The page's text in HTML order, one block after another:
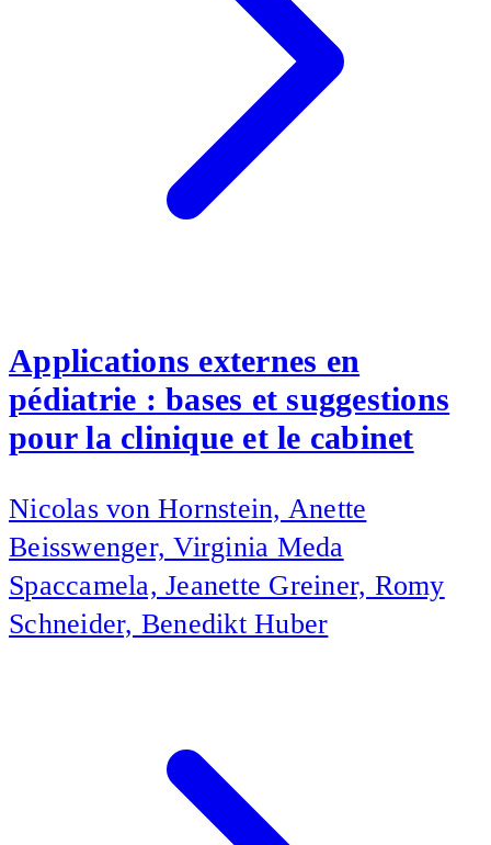
Applications externes en
pédiatrie : bases et suggestions
pour la clinique et le cabinet
Nicolas von Hornstein, Anette
Beisswenger, Virginia Meda
Spaccamela, Jeanette Greiner, Romy
Schneider, Benedikt Huber